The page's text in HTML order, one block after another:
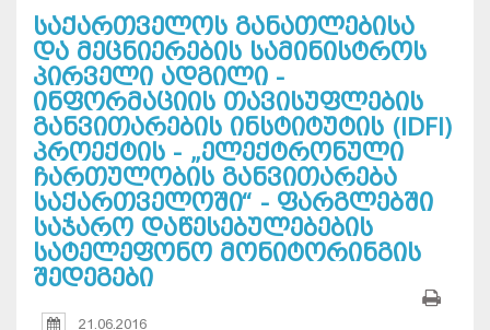
საქართველოს განათლებისა
და მეცნიერების სამინისტროს
პირველი ადგილი -
ინფორმაციის თავისუფლების
განვითარების ინსტიტუტის (IDFI)
პროექტის - „ელექტრონული
ჩართულობის განვითარება
საქართველოში“ - ფარგლებში
საჯარო დაწესებულებების
სატელეფონო მონიტორინგის
შედეგები
21.06.2016